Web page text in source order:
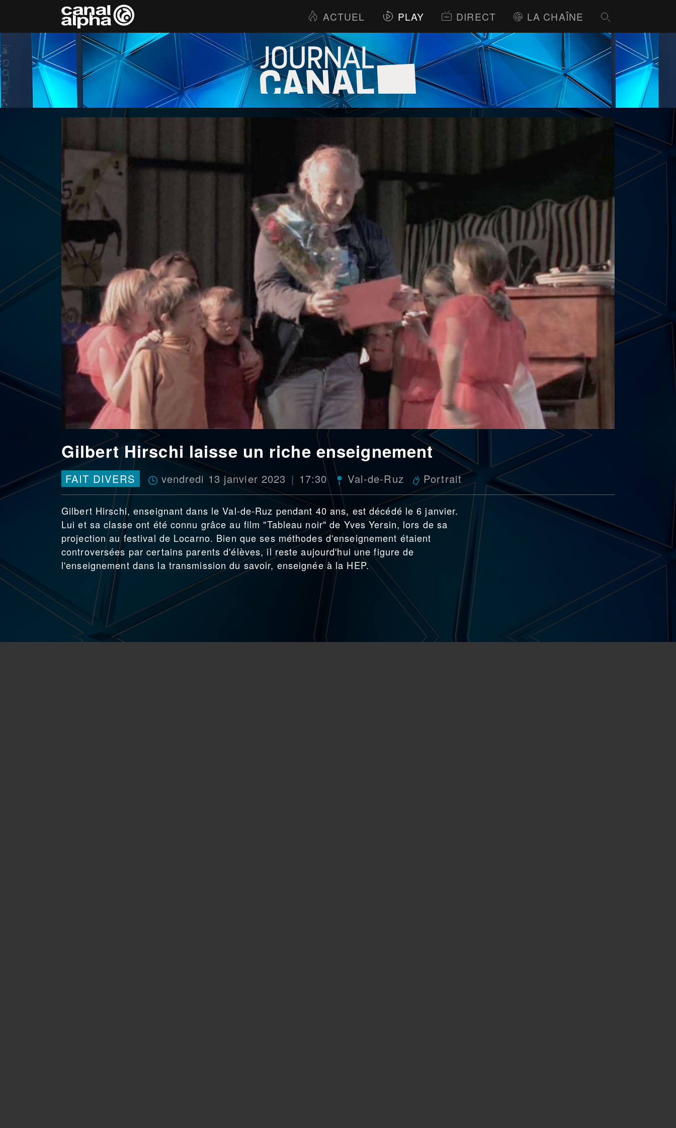
ACTUEL PLAY DIRECT LA CHAÎNE
Gilbert Hirschi laisse un riche enseignement
FAIT DIVERS vendredi 13 janvier 2023 17:30 Val-de-Ruz Portrait
Gilbert Hirschi, enseignant dans le Val-de-Ruz pendant 40 ans, est décédé le 6 janvier.
Lui et sa classe ont été connu grâce au film "Tableau noir" de Yves Yersin, lors de sa
projection au festival de Locarno. Bien que ses méthodes d'enseignement étaient
controversées par certains parents d'élèves, il reste aujourd'hui une figure de
l'enseignement dans la transmission du savoir, enseignée à la HEP.